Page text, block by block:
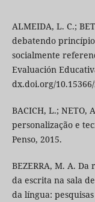
ALMEIDA, L. C.;
debatendo
socialmente
Evaluación
dx.doi.org/
BACICH, L.; NETO,
personalização e
Penso, 2015.
BEZERRA, M. A.
da escrita na sala
da língua: